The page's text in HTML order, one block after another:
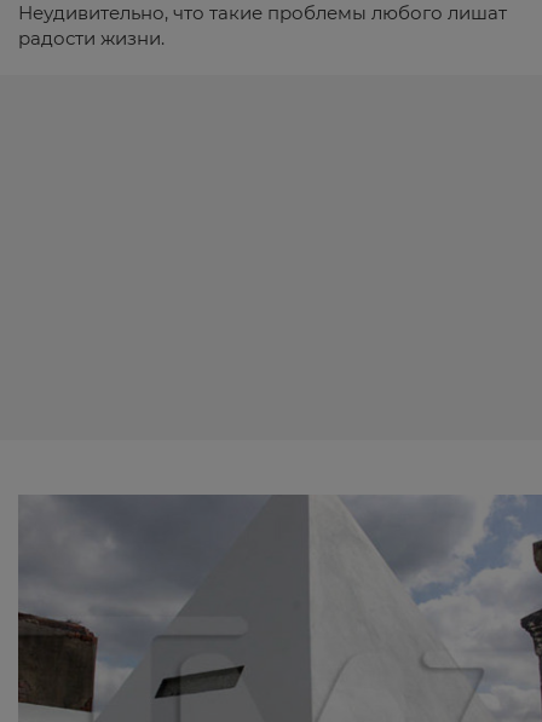
Неудивительно, что такие проблемы любого лишат
радости жизни.